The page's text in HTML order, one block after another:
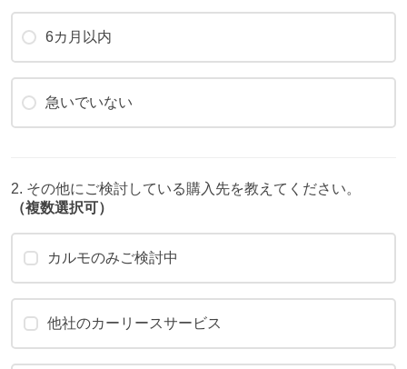
6カ月以内
急いでいない
2. その他にご検討している購入先を教えてください。
（複数選択可）
カルモのみご検討中
他社のカーリースサービス